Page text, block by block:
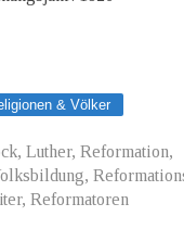
& Völker
Luther, Reformation,
Reformatoren